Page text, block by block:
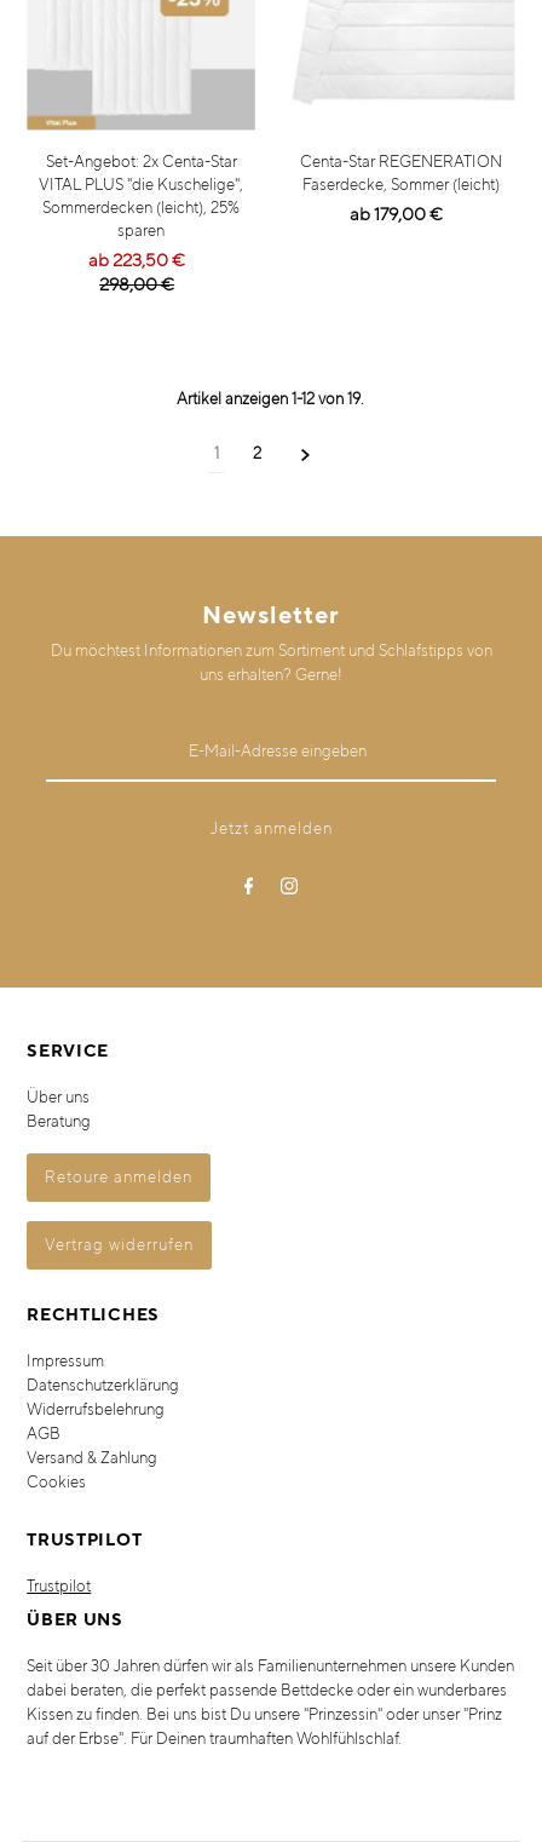
Set-Angebot: 2x Centa-Star
VITAL PLUS "die Kuschelige",
Sommerdecken (leicht), 25%
sparen
ab 223,50 €
298,00 €
Centa-Star REGENERATION
Faserdecke, Sommer (leicht)
ab 179,00 €
Artikel anzeigen 1-12 von 19.
1 2
Newsletter
Du möchtest Informationen zum Sortiment und Schlafstipps von
uns erhalten? Gerne!
SERVICE
Über uns
Beratung
Retoure anmelden
Vertrag widerrufen
RECHTLICHES
Impressum
Datenschutzerklärung
Widerrufsbelehrung
AGB
Versand & Zahlung
Cookies
TRUSTPILOT
Trustpilot
ÜBER UNS
Seit über 30 Jahren dürfen wir als Familienunternehmen unsere Kunden
dabei beraten, die perfekt passende Bettdecke oder ein wunderbares
Kissen zu finden. Bei uns bist Du unsere "Prinzessin" oder unser "Prinz
auf der Erbse". Für Deinen traumhaften Wohlfühlschlaf.